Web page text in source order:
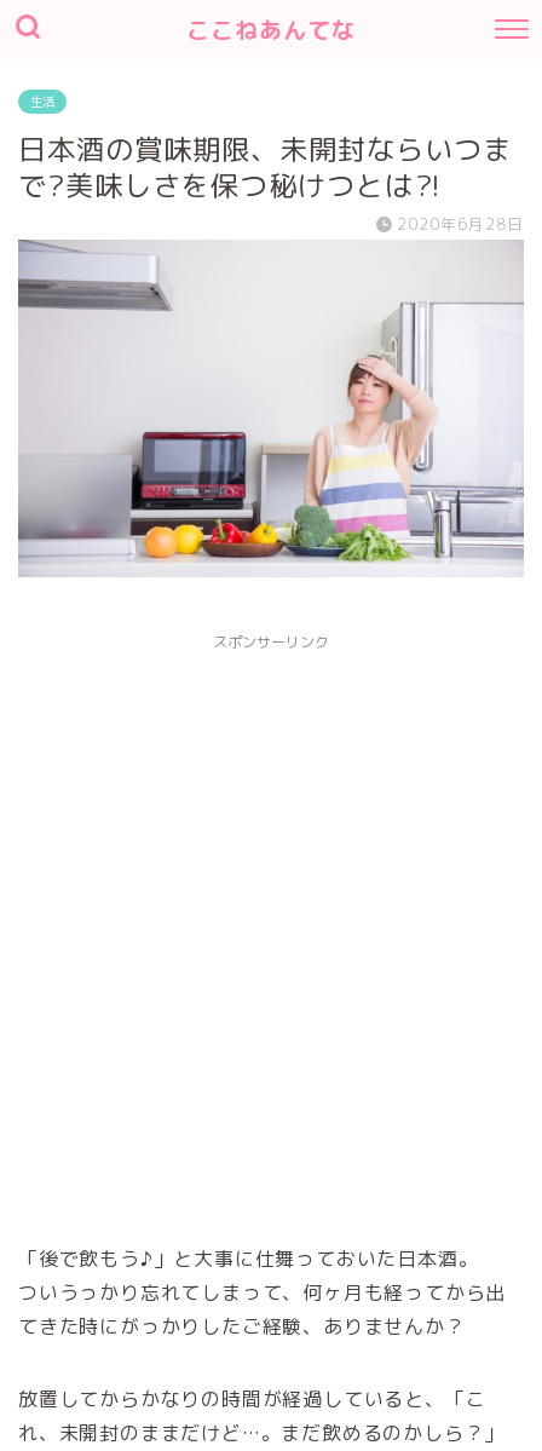
ここねあんてな
生活
日本酒の賞味期限、未開封ならいつま
で?美味しさを保つ秘けつとは⁈
2020年6月28日
スポンサーリンク
「後で飲もう♪」と大事に仕舞っておいた日本酒。
ついうっかり忘れてしまって、何ヶ月も経ってから出
てきた時にがっかりしたご経験、ありませんか？
放置してからかなりの時間が経過していると、「こ
れ、未開封のままだけど…。まだ飲めるのかしら？」